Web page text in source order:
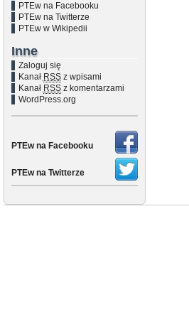
PTEw na Facebooku
PTEw na Twitterze
PTEw w Wikipedii
Inne
Zaloguj się
Kanał RSSz wpisami
Kanał RSSz komentarzami
WordPress.org
PTEw na Facebooku
PTEw na Twitterze